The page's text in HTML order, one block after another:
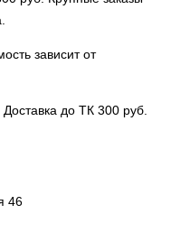
зависит от
до ТК 300 руб.
46